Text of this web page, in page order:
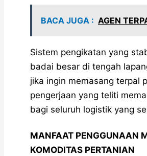
BACA JUGA : AGEN
Sistem pengikatan yang
badai besar di tengah
jika ingin memasang terpal
pengerjaan yang teliti
bagi seluruh logistik yang
MANFAAT PENGGUNAAN
KOMODITAS PERTANIAN